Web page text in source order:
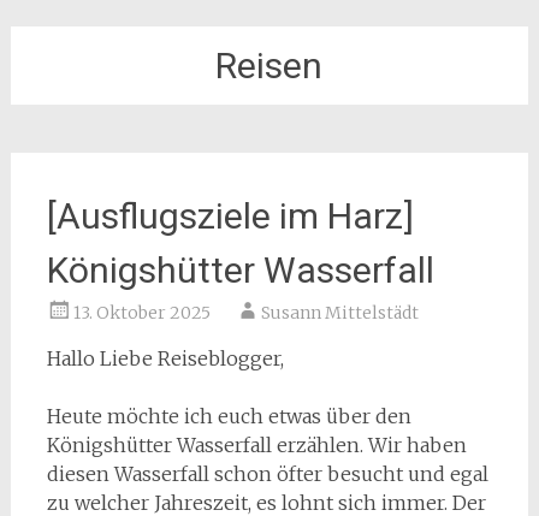
Reisen
[Ausflugsziele im Harz]
Königshütter Wasserfall
13. Oktober 2025 Susann Mittelstädt
Hallo Liebe Reiseblogger,
Heute möchte ich euch etwas über den
Königshütter Wasserfall erzählen. Wir haben
diesen Wasserfall schon öfter besucht und egal
zu welcher Jahreszeit, es lohnt sich immer. Der